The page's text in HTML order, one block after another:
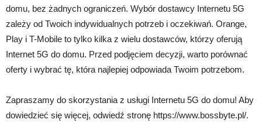
domu, bez żadnych ograniczeń. Wybór dostawcy Internetu 5G
zależy od Twoich indywidualnych potrzeb i oczekiwań. Orange,
Play i T-Mobile to tylko kilka z wielu dostawców, którzy oferują
Internet 5G do domu. Przed podjęciem decyzji, warto porównać
oferty i wybrać tę, która najlepiej odpowiada Twoim potrzebom.
Zapraszamy do skorzystania z usługi Internetu 5G do domu! Aby
dowiedzieć się więcej, odwiedź stronę https://www.bossbyte.pl/.